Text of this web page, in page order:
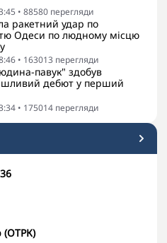
• 88580 перегляди
ракетний удар по
Одеси по людному місцю
• 163013 перегляди
павук" здобув
дебют у перший
• 175014 перегляди
(ОТРК)